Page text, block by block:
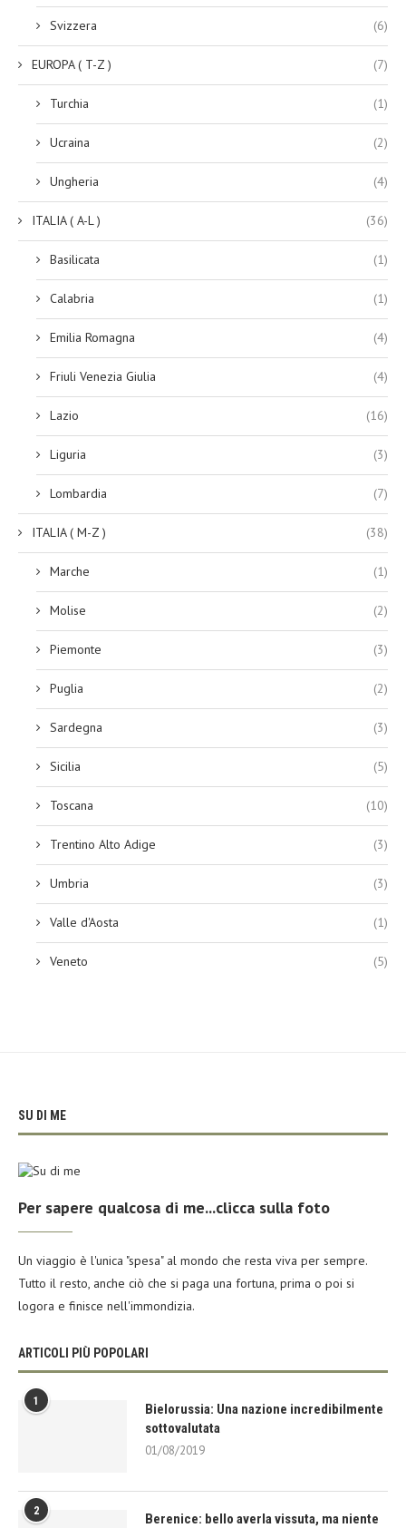
Svizzera (6)
EUROPA ( T-Z ) (7)
Turchia (1)
Ucraina (2)
Ungheria (4)
ITALIA ( A-L ) (36)
Basilicata (1)
Calabria (1)
Emilia Romagna (4)
Friuli Venezia Giulia (4)
Lazio (16)
Liguria (3)
Lombardia (7)
ITALIA ( M-Z ) (38)
Marche (1)
Molise (2)
Piemonte (3)
Puglia (2)
Sardegna (3)
Sicilia (5)
Toscana (10)
Trentino Alto Adige (3)
Umbria (3)
Valle d'Aosta (1)
Veneto (5)
SU DI ME
Per sapere qualcosa di me...clicca sulla foto
Un viaggio è l'unica "spesa" al mondo che resta viva per sempre.
Tutto il resto, anche ciò che si paga una fortuna, prima o poi si
logora e finisce nell'immondizia.
ARTICOLI PIÙ POPOLARI
1
Bielorussia: Una nazione incredibilmente
sottovalutata
01/08/2019
2
Berenice: bello averla vissuta, ma niente